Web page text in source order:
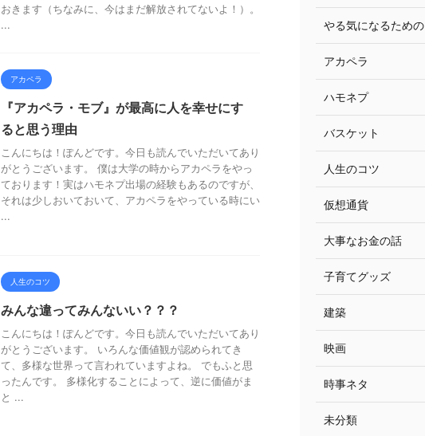
おきます（ちなみに、今はまだ解放されてないよ！）。
...
アカペラ
『アカペラ・モブ』が最高に人を幸せにす
ると思う理由
こんにちは！ぽんどです。今日も読んでいただいてあり
がとうございます。 僕は大学の時からアカペラをやっ
ております！実はハモネプ出場の経験もあるのですが、
それは少しおいておいて、アカペラをやっている時にい
...
人生のコツ
みんな違ってみんないい？？？
こんにちは！ぽんどです。今日も読んでいただいてあり
がとうございます。 いろんな価値観が認められてき
て、多様な世界って言われていますよね。 でもふと思
ったんです。 多様化することによって、逆に価値がま
と ...
やる気になるための
アカペラ
ハモネプ
バスケット
人生のコツ
仮想通貨
大事なお金の話
子育てグッズ
建築
映画
時事ネタ
未分類